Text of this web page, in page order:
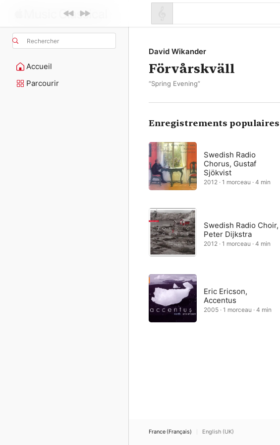
Rechercher
Accueil
Parcourir
David Wikander
Förvårskväll
“Spring Evening”
Enregistrements populaires
Swedish Radio
Chorus, Gustaf
Sjökvist
2012 · 1 morceau · 4 min
Swedish Radio Choir,
Peter Dijkstra
2012 · 1 morceau · 4 min
Eric Ericson,
Accentus
2005 · 1 morceau · 4 min
France (Français) English (UK)